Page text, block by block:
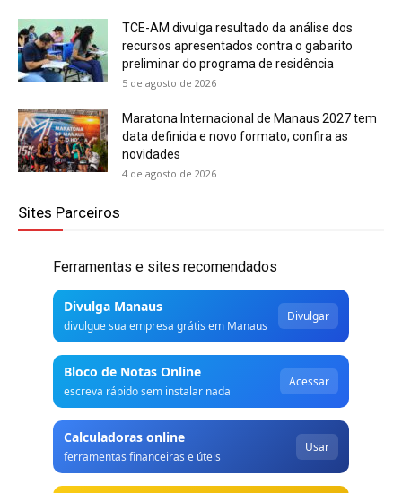
TCE-AM divulga resultado da análise dos
recursos apresentados contra o gabarito
preliminar do programa de residência
5 de agosto de 2026
Maratona Internacional de Manaus 2027 tem
data definida e novo formato; confira as
novidades
4 de agosto de 2026
Sites Parceiros
Ferramentas e sites recomendados
Divulga Manaus
divulgue sua empresa grátis em Manaus
Divulgar
Bloco de Notas Online
escreva rápido sem instalar nada
Acessar
Calculadoras online
ferramentas financeiras e úteis
Usar